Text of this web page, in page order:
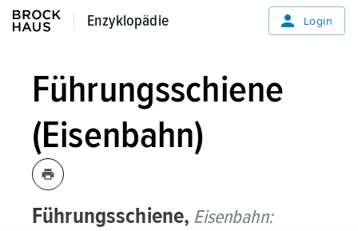
Enzyklopädie
Enzyklopädie Login
Führungsschiene
(Eisenbahn)
Führungsschiene, Eisenbahn: